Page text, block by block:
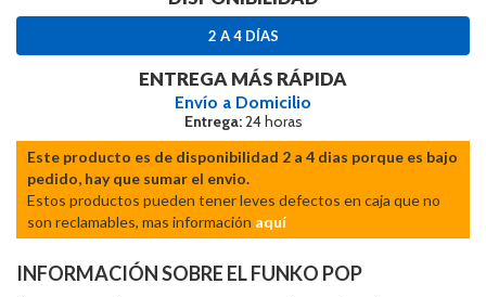
2 A 4 DÍAS
ENTREGA MÁS RÁPIDA
Envío a Domicilio
Entrega:24 horas
Este producto es de disponibilidad 2 a 4 dias porque es bajo
pedido, hay que sumar el envio.
Estos productos pueden tener leves defectos en caja que no
son reclamables, mas información aquí
INFORMACIÓN SOBRE EL FUNKO POP